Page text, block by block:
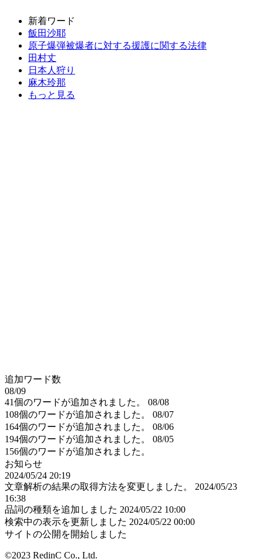
新着ワード
飯田沙耶
原子爆弾被爆者に対する援護に関する法律
田村丈
日本人狩り
麻木玲那
もっと見る
追加ワード数
08/09
41個のワードが追加されました。
08/08
108個のワードが追加されました。
08/07
164個のワードが追加されました。
08/06
194個のワードが追加されました。
08/05
156個のワードが追加されました。
お知らせ
2024/05/24 20:19
文章解析の結果の取得方法を変更しました。
2024/05/23
16:38
品詞の種類を追加しました 2024/05/22 10:00
検索中の表示を更新しました 2024/05/22 00:00
サイトの公開を開始しました
©2023 RedinC Co., Ltd.